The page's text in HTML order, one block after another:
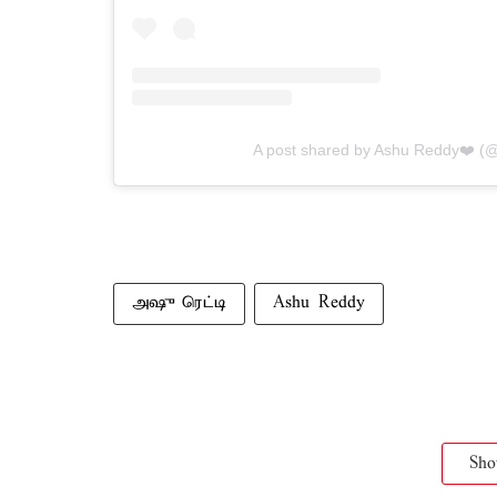
A post shared by Ashu Reddy❤️
அஷு ரெட்டி Ashu Reddy